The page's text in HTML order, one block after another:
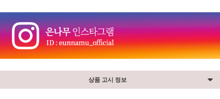
상품 고시 정보